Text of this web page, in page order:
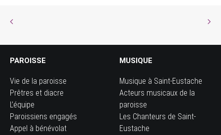
PAROISSE
Vie de la paroisse
Prêtres et diacre
L’équipe
Paroissiens engagés
Appel à bénévolat
MUSIQUE
Musique à Saint-Eustache
Acteurs musicaux de la
paroisse
Les Chanteurs de Saint-
Eustache